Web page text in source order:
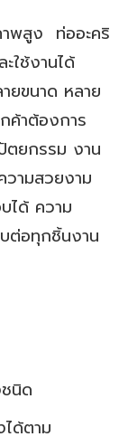
าพสูง ท่ออะคริ
ใช้งานได้
ยขนาด หลาย
ค้าต้องการ
ตยกรรม งาน
ามสวยงาม
ได้ ความ
ต่อทุกชิ้นงาน
นิด
ด้ตาม